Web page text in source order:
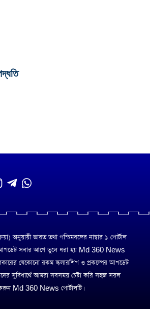
অনুয়ায়ী ভারত তথা পশ্চিমবঙ্গের নাম্বার ১ পোর্টাল
আপডেট সবার আগে তুলে ধরা হয় Md 360 News
সরকারের যেকোনো রকম স্কলারশিপ ও প্রকল্পের আপডেট
সুবিধার্থে আমরা সবসময় চেষ্টা করি সহজ সরল
Md 360 News পোর্টালটি।